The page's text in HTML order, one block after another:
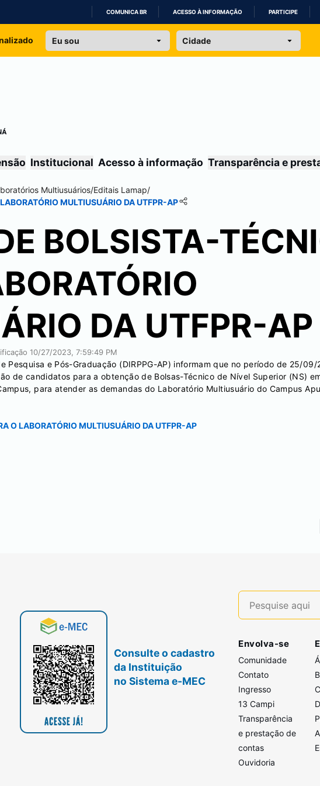
IR
COMUNICA BR ACESSO À INFORMAÇÃO PARTICIPE
Institucional Acesso à informação Transparência e
Multiusuários/Editais Lamap/
MULTIUSUÁRIO DA UTFPR-AP
BOLSISTA-
DA UTFPR-AP
10/27/2023, 7:59:49 PM
Pesquisa e Pós-Graduação (DIRPPG-AP) informam que no período de 25/
de candidatos para a obtenção de Bolsas-Técnico de Nível Superior (NS)
para atender as demandas do Laboratório Multiusuário do Campus
O LABORATÓRIO MULTIUSUÁRIO DA UTFPR-AP
Consulte o cadastro
da Instituição
no Sistema e-MEC
Envolva-se
Comunidade
Contato
Ingresso
13 Campi
Transparência
e prestação de
contas
Ouvidoria